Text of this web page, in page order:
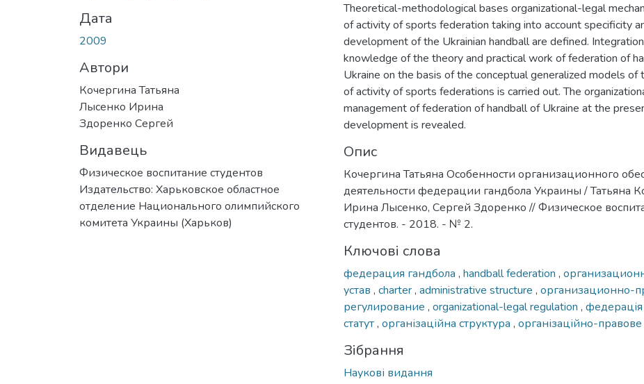
Дата
2009
Автори
Кочергина Татьяна
Лысенко Ирина
Здоренко Сергей
Видавець
Физическое воспитание студентов
Издательство: Харьковское областное
отделение Национального олимпийского
комитета Украины (Харьков)
Theoretical-methodological bases organizational-legal
of activity of sports federation taking into account specificity
development of the Ukrainian handball are defined.
knowledge of the theory and practical work of federation of
Ukraine on the basis of the conceptual generalized models of
of activity of sports federations is carried out. The
management of federation of handball of Ukraine at the
development is revealed.
Опис
Кочергина Татьяна Особенности организационного
деятельности федерации гандбола Украины / Татьяна
Ирина Лысенко, Сергей Здоренко // Физическое
студентов. - 2018. - № 2.
Ключові слова
федерация гандбола , handball federation ,
устав , charter, administrative structure , организационно-
регулирование , organizational-legal regulation ,
статут, організаційна структура , організаційно-
Зібрання
Наукові видання